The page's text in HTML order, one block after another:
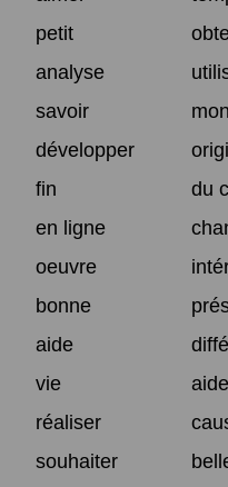
petit
analyse
savoir
développer
fin
du
en ligne
oeuvre
bonne
aide
vie
réaliser
souhaiter